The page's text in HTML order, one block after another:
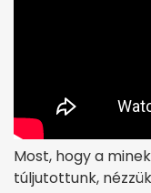
Most, hogy a
túljutottunk,